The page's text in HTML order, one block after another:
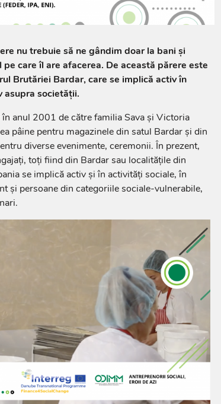
nu trebuie să ne gândim doar la bani și
care îl are afacerea. De această părere este
Brutăriei Bardar, care se implică activ în
asupra societății.
anul 2001 de către familia Sava și Victoria
pâine pentru magazinele din satul Bardar și din
diverse evenimente, ceremonii. În prezent,
toți fiind din Bardar sau localitățile din
se implică activ și în activități sociale, în
și persoane din categoriile sociale-vulnerabile,